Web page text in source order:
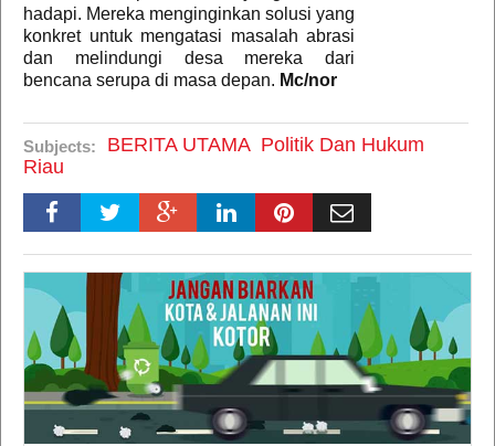
hadapi. Mereka menginginkan solusi yang
konkret untuk mengatasi masalah abrasi
dan melindungi desa mereka dari
bencana serupa di masa depan. Mc/nor
Subjects: BERITA UTAMA Politik Dan Hukum
Riau